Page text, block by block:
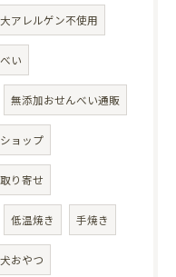
大アレルゲン不使用
い
無添加おせんべい通販
ョップ
り寄せ
低温焼き 手焼き
おやつ